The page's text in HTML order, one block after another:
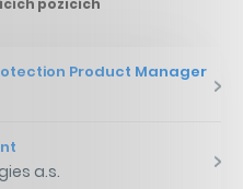
Product Manager
a.s.